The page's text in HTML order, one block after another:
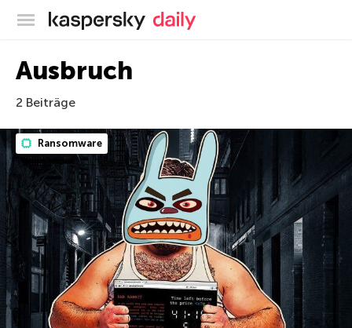
Offizieller Blog von Kaspersky
Ausbruch
2 Beiträge
Ransomware